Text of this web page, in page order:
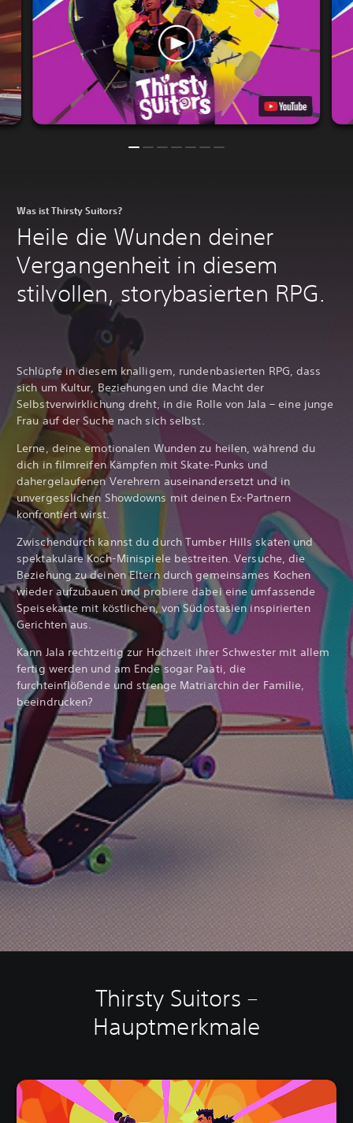
Was ist Thirsty Suitors?
Heile die Wunden deiner
Vergangenheit in diesem
stilvollen, storybasierten RPG.
Schlüpfe in diesem knalligem, rundenbasierten RPG, dass
sich um Kultur, Beziehungen und die Macht der
Selbstverwirklichung dreht, in die Rolle von Jala – eine junge
Frau auf der Suche nach sich selbst.
Lerne, deine emotionalen Wunden zu heilen, während du
dich in filmreifen Kämpfen mit Skate-Punks und
dahergelaufenen Verehrern auseinandersetzt und in
unvergesslichen Showdowns mit deinen Ex-Partnern
konfrontiert wirst.
Zwischendurch kannst du durch Tumber Hills skaten und
spektakuläre Koch-Minispiele bestreiten. Versuche, die
Beziehung zu deinen Eltern durch gemeinsames Kochen
wieder aufzubauen und probiere dabei eine umfassende
Speisekarte mit köstlichen, von Südostasien inspirierten
Gerichten aus.
Kann Jala rechtzeitig zur Hochzeit ihrer Schwester mit allem
fertig werden und am Ende sogar Paati, die
furchteinflößende und strenge Matriarchin der Familie,
beeindrucken?
Thirsty Suitors –
Hauptmerkmale